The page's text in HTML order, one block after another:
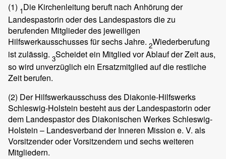
(1) 1Die Kirchenleitung beruft nach Anhörung der
Landespastorin oder des Landespastors die zu
berufenden Mitglieder des jeweiligen
Hilfswerkausschusses für sechs Jahre. 2Wiederberufung
ist zulässig. 3Scheidet ein Mitglied vor Ablauf der Zeit aus,
so wird unverzüglich ein Ersatzmitglied auf die restliche
Zeit berufen.
(2) Der Hilfswerkausschuss des Diakonie-Hilfswerks
Schleswig-Holstein besteht aus der Landespastorin oder
dem Landespastor des Diakonischen Werkes Schleswig-
Holstein – Landesverband der Inneren Mission e. V. als
Vorsitzender oder Vorsitzendem und sechs weiteren
Mitgliedern.